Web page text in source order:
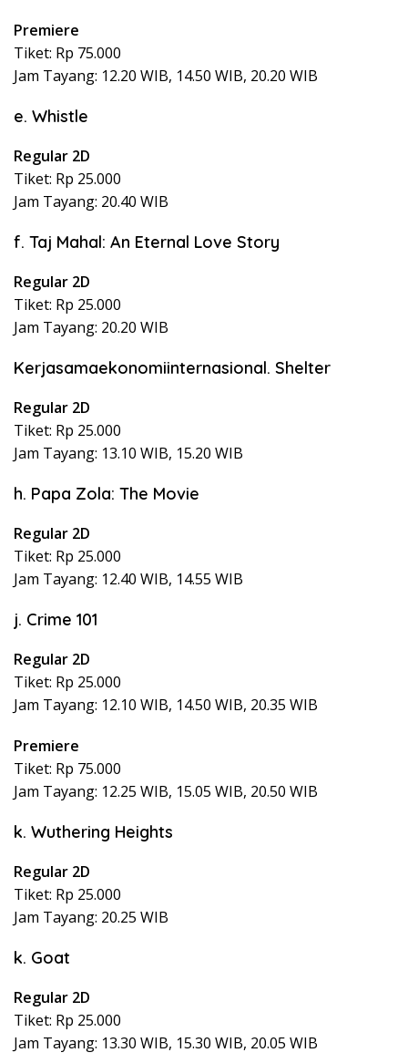
Premiere
Tiket: Rp 75.000
Jam Tayang: 12.20 WIB, 14.50 WIB, 20.20 WIB
e. Whistle
Regular 2D
Tiket: Rp 25.000
Jam Tayang: 20.40 WIB
f. Taj Mahal: An Eternal Love Story
Regular 2D
Tiket: Rp 25.000
Jam Tayang: 20.20 WIB
Kerjasamaekonomiinternasional. Shelter
Regular 2D
Tiket: Rp 25.000
Jam Tayang: 13.10 WIB, 15.20 WIB
h. Papa Zola: The Movie
Regular 2D
Tiket: Rp 25.000
Jam Tayang: 12.40 WIB, 14.55 WIB
j. Crime 101
Regular 2D
Tiket: Rp 25.000
Jam Tayang: 12.10 WIB, 14.50 WIB, 20.35 WIB
Premiere
Tiket: Rp 75.000
Jam Tayang: 12.25 WIB, 15.05 WIB, 20.50 WIB
k. Wuthering Heights
Regular 2D
Tiket: Rp 25.000
Jam Tayang: 20.25 WIB
k. Goat
Regular 2D
Tiket: Rp 25.000
Jam Tayang: 13.30 WIB, 15.30 WIB, 20.05 WIB